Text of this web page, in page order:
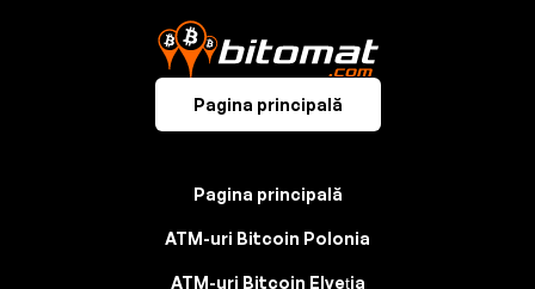
Pagina principală
Pagina principală
ATM-uri Bitcoin Polonia
ATM-uri Bitcoin Elveția